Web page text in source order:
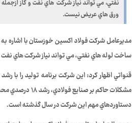
نفتي، مي تواند نياز شرکت هاي نفت و گاز ازجمله
ورق هاي عريض نيست.
مديرعامل شرکت فولاد اکسين خوزستان با اشاره
ساخت لوله هاي نفتي، مي تواند نياز شرکت هاي نفت
دستاوردهاي مهم اين شرکت در سال گذشته است.